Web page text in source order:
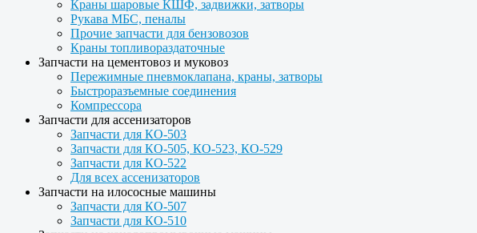
Краны шаровые КШФ, задвижки, затворы
Рукава МБС, пеналы
Прочие запчасти для бензовозов
Краны топливораздаточные
Запчасти на цементовоз и муковоз
Пережимные пневмоклапана, краны, затворы
Быстроразъемные соединения
Компрессора
Запчасти для ассенизаторов
Запчасти для КО-503
Запчасти для КО-505, КО-523, КО-529
Запчасти для КО-522
Для всех ассенизаторов
Запчасти на илососные машины
Запчасти для КО-507
Запчасти для КО-510